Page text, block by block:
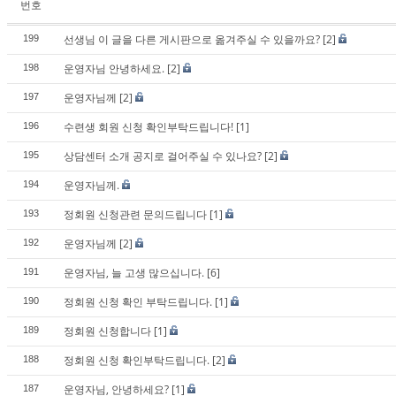
번호
199 선생님 이 글을 다른 게시판으로 옮겨주실 수 있을까요? [2]
198 운영자님 안녕하세요. [2]
197 운영자님께 [2]
196 수련생 회원 신청 확인부탁드립니다! [1]
195 상담센터 소개 공지로 걸어주실 수 있나요? [2]
194 운영자님께.
193 정회원 신청관련 문의드립니다 [1]
192 운영자님께 [2]
191 운영자님, 늘 고생 많으십니다. [6]
190 정회원 신청 확인 부탁드립니다. [1]
189 정회원 신청합니다 [1]
188 정회원 신청 확인부탁드립니다. [2]
187 운영자님, 안녕하세요? [1]